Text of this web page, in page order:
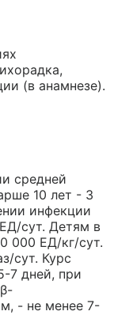
(в анамнезе).
средней
10 лет - 3
инфекции
сут. Детям в
000 ЕД/кг/сут.
сут. Курс
7 дней, при
- не менее 7-